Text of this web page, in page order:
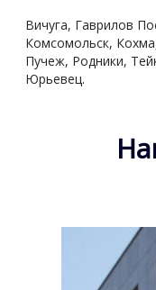
Вичуга, Гаврилов
Комсомольск,
Пучеж, Родники,
Юрьевец.